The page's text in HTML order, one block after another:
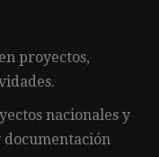
proyectos,
nacionales y
documentación